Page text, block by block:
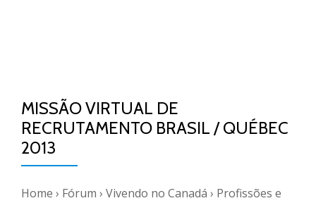
MISSÃO VIRTUAL DE
RECRUTAMENTO BRASIL / QUÉBEC
2013
Home › Fórum › Vivendo no Canadá › Profissões e